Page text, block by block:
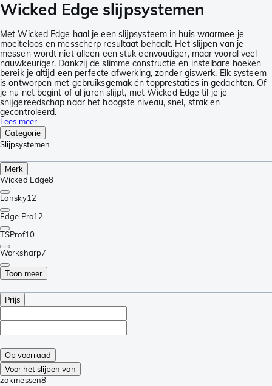
Wicked Edge slijpsystemen
Met Wicked Edge haal je een slijpsysteem in huis waarmee je
moeiteloos en messcherp resultaat behaalt. Het slijpen van je
messen wordt niet alleen een stuk eenvoudiger, maar vooral veel
nauwkeuriger. Dankzij de slimme constructie en instelbare hoeken
bereik je altijd een perfecte afwerking, zonder giswerk. Elk systeem
is ontworpen met gebruiksgemak én topprestaties in gedachten. Of
je nu net begint of al jaren slijpt, met Wicked Edge til je je
snijgereedschap naar het hoogste niveau, snel, strak en
gecontroleerd.
Lees meer
Categorie
Slijpsystemen
Merk
Wicked Edge8
Lansky12
Edge Pro12
TSProf10
Worksharp7
Toon meer
Prijs
Op voorraad
Voor het slijpen van
zakmessen8